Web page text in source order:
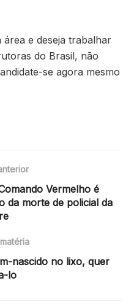
e deseja trabalhar
do Brasil, não
se agora mesmo
Vermelho é
da morte de policial da
nascido no lixo, quer
lo